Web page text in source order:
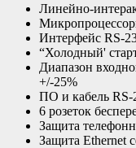
Линейно-
Интерфейс RS-
“Холодный'
Диапазон
+/-25%
ПО и кабель RS-
6 розеток
Защита
Защита Ethernet